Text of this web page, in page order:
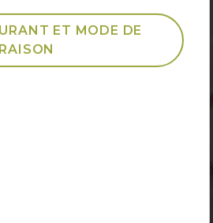
ET MODE DE